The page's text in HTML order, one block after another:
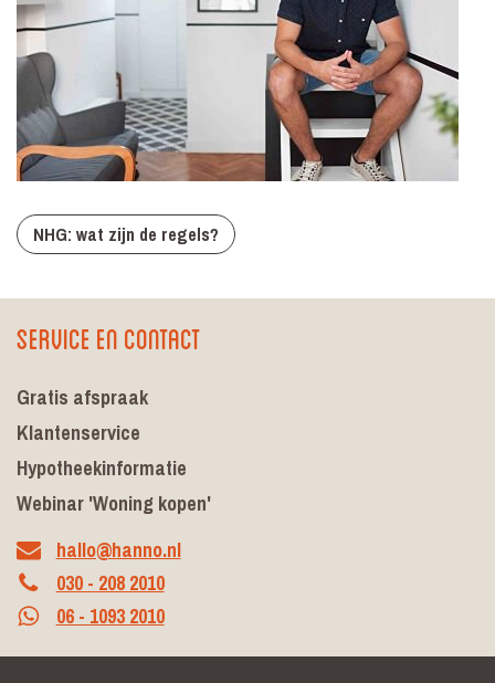
NHG: wat zijn de regels?
Service en contact
Gratis afspraak
Klantenservice
Hypotheekinformatie
Webinar 'Woning kopen'
hallo@hanno.nl
030 - 208 2010
06 - 1093 2010